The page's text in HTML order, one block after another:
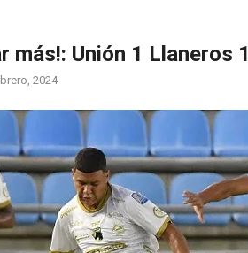
más!: Unión 1 Llaneros 1
2024